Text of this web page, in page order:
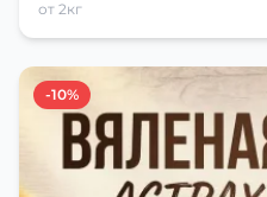
от 2кг
-10%